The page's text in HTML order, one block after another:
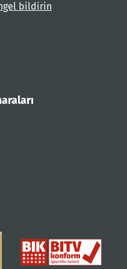
bildirin